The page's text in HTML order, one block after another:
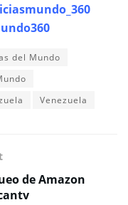
del Mundo
Venezuela
de Amazon